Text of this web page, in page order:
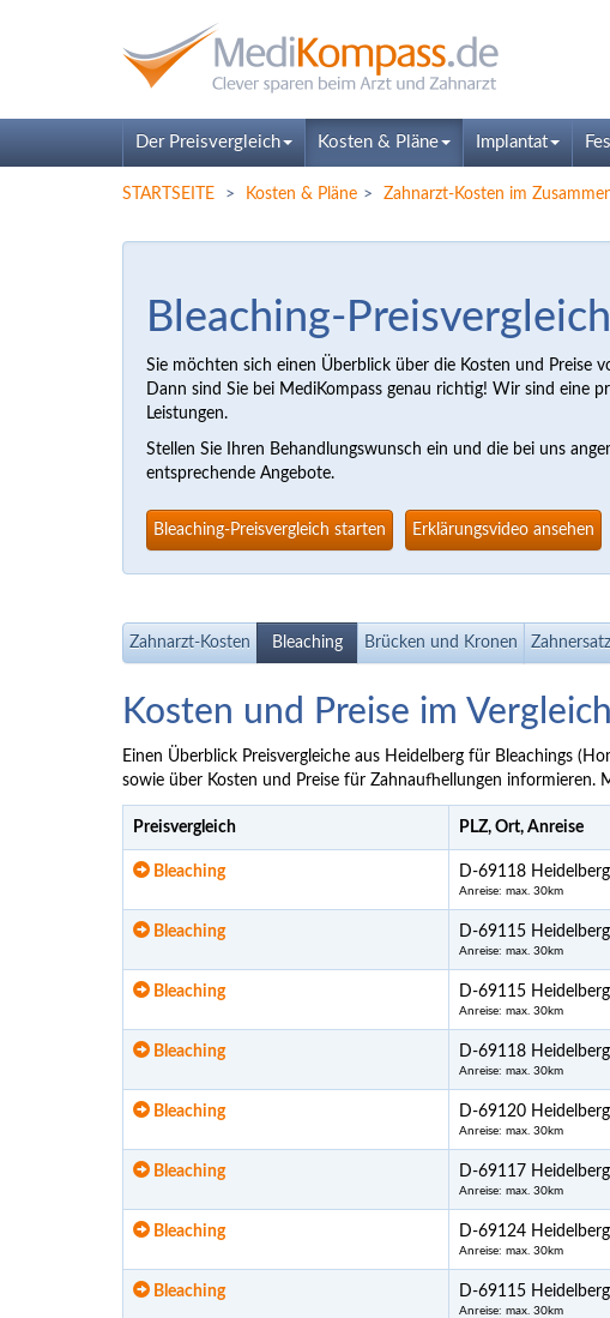
Der Preisvergleich Kosten & Pläne Implantat
STARTSEITE Kosten & Pläne Zahnarzt-Kosten im
Bleaching-
Sie möchten sich einen Überblick über die Kosten und Preise
Dann sind Sie bei MediKompass genau richtig! Wir sind eine
Leistungen.
Stellen Sie Ihren Behandlungswunsch ein und die bei uns
entsprechende Angebote.
Bleaching-Preisvergleich starten Erklärungsvideo ansehen
Zahnarzt-Kosten Bleaching Brücken und Kronen Zahnersatz
Kosten und Preise im Vergleich
Einen Überblick Preisvergleiche aus Heidelberg für Bleachings
sowie über Kosten und Preise für Zahnaufhellungen informieren.
Preisvergleich PLZ, Ort, Anreise
Bleaching D-69118 Heidelberg
Anreise: max. 30km
Bleaching D-69115 Heidelberg
Anreise: max. 30km
Bleaching D-69115 Heidelberg
Anreise: max. 30km
Bleaching D-69118 Heidelberg
Anreise: max. 30km
Bleaching D-69120 Heidelberg
Anreise: max. 30km
Bleaching D-69117 Heidelberg
Anreise: max. 30km
Bleaching D-69124 Heidelberg
Anreise: max. 30km
Bleaching D-69115 Heidelberg
Anreise: max. 30km